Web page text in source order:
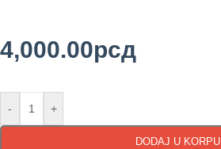
4,000.00рсд
- +
DODAJ U KORPU